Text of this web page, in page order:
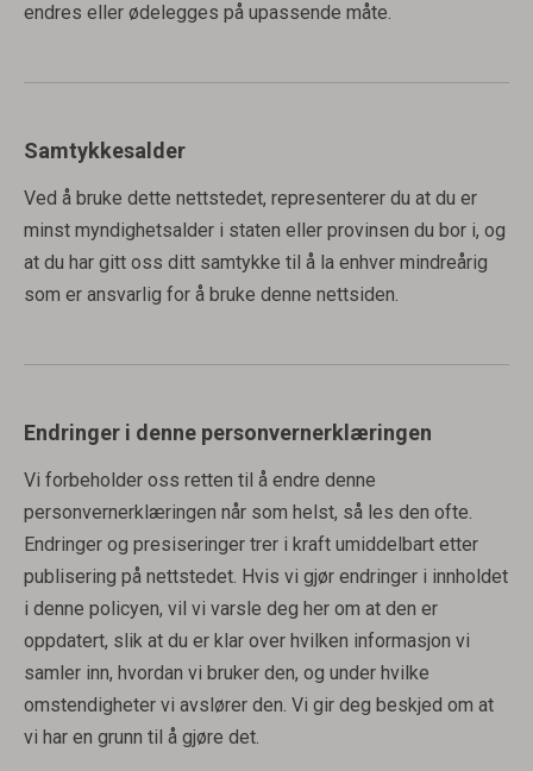
endres eller ødelegges på upassende måte.
Samtykkesalder
Ved å bruke dette nettstedet, representerer du at du er
minst myndighetsalder i staten eller provinsen du bor i, og
at du har gitt oss ditt samtykke til å la enhver mindreårig
som er ansvarlig for å bruke denne nettsiden.
Endringer i denne personvernerklæringen
Vi forbeholder oss retten til å endre denne
personvernerklæringen når som helst, så les den ofte.
Endringer og presiseringer trer i kraft umiddelbart etter
publisering på nettstedet. Hvis vi gjør endringer i innholdet
i denne policyen, vil vi varsle deg her om at den er
oppdatert, slik at du er klar over hvilken informasjon vi
samler inn, hvordan vi bruker den, og under hvilke
omstendigheter vi avslører den. Vi gir deg beskjed om at
vi har en grunn til å gjøre det.